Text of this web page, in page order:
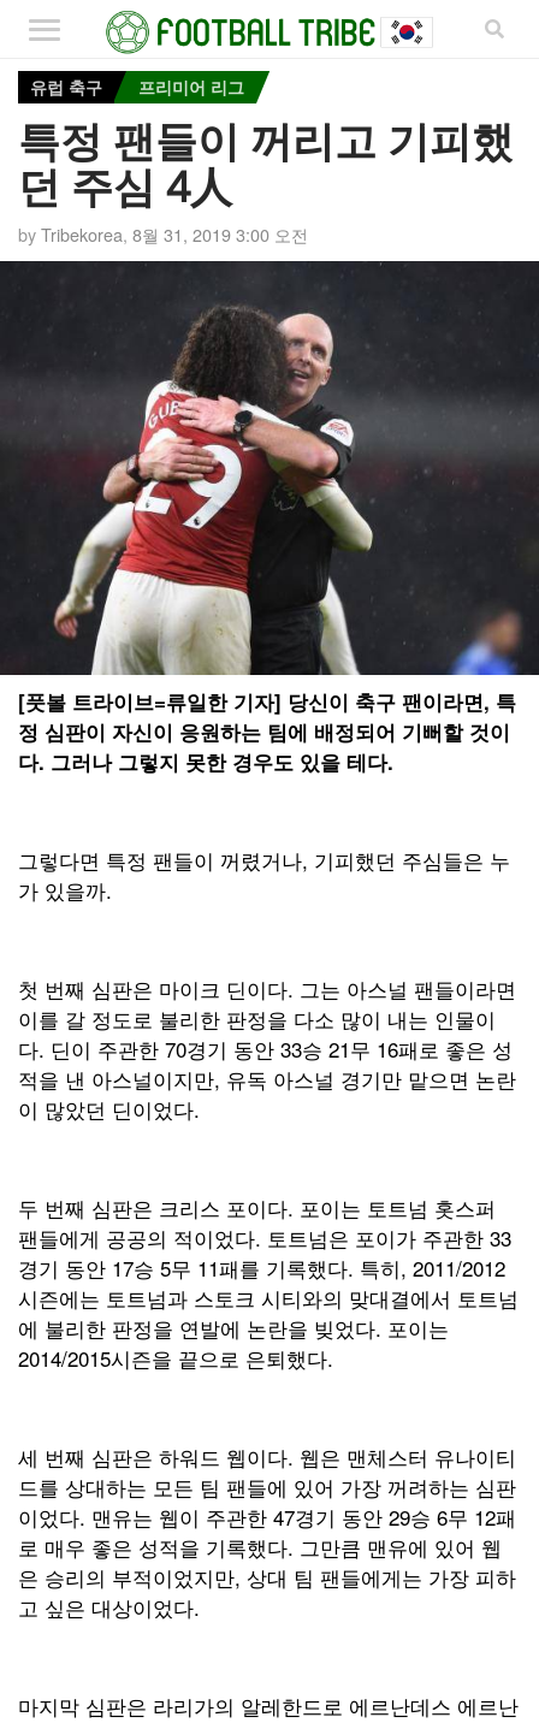
유럽 축구 프리미어 리그
특정 팬들이 꺼리고 기피했
던 주심 4人
byTribekorea, 8월 31, 2019 3:00 오전
[풋볼 트라이브=류일한 기자] 당신이 축구 팬이라면, 특
정 심판이 자신이 응원하는 팀에 배정되어 기뻐할 것이
다. 그러나 그렇지 못한 경우도 있을 테다.
그렇다면 특정 팬들이 꺼렸거나, 기피했던 주심들은 누
가 있을까.
첫 번째 심판은 마이크 딘이다. 그는 아스널 팬들이라면
이를 갈 정도로 불리한 판정을 다소 많이 내는 인물이
다. 딘이 주관한 70경기 동안 33승 21무 16패로 좋은 성
적을 낸 아스널이지만, 유독 아스널 경기만 맡으면 논란
이 많았던 딘이었다.
두 번째 심판은 크리스 포이다. 포이는 토트넘 홋스퍼
팬들에게 공공의 적이었다. 토트넘은 포이가 주관한 33
경기 동안 17승 5무 11패를 기록했다. 특히, 2011/2012
시즌에는 토트넘과 스토크 시티와의 맞대결에서 토트넘
에 불리한 판정을 연발에 논란을 빚었다. 포이는
2014/2015시즌을 끝으로 은퇴했다.
세 번째 심판은 하워드 웹이다. 웹은 맨체스터 유나이티
드를 상대하는 모든 팀 팬들에 있어 가장 꺼려하는 심판
이었다. 맨유는 웹이 주관한 47경기 동안 29승 6무 12패
로 매우 좋은 성적을 기록했다. 그만큼 맨유에 있어 웹
은 승리의 부적이었지만, 상대 팀 팬들에게는 가장 피하
고 싶은 대상이었다.
마지막 심판은 라리가의 알레한드로 에르난데스 에르난